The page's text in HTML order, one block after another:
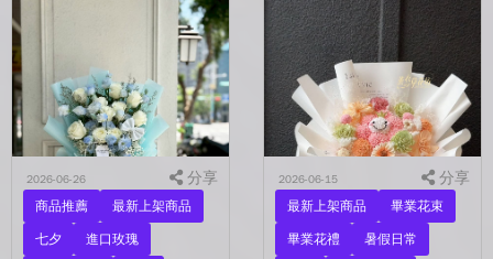
💜 七夕，有些人還沒在一
起。 每天聊天的人，總是
秒回的人， 會記得你愛喝什
麼、喜歡什麼的人。 你們
沒有說過喜歡，卻早已習慣
彼此存在。 七夕快到...
💜有些節日，是提醒我們不
要忘了表達愛。 平常的日
子，總是忙著工作、忙著生
活。 那些想說的謝謝、想
說的辛苦了、想說的我愛
你。 常常就這樣，留到了
下...
2026-06-26 分享
商品推薦
最新上架商品
七夕
進口玫瑰
2026-06-15 分享
最新上架商品
畢業花束
畢業花禮
暑假日常